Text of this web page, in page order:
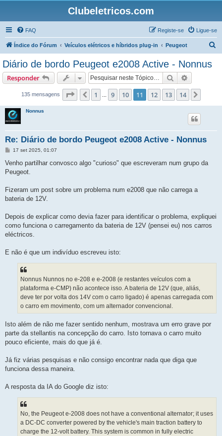
Clubeletricos.com
FAQ Ligue-se
Registe-se
Índice do Fórum Veículos elétricos e híbridos plug-in Peugeot
Diário de bordo Peugeot e2008 Active - Nonnus
Responder Pesquisar
135 mensagens Página 11de
Anterior
1 9 10 11 12 13 14
Nonnus
Re: Diário de bordo Peugeot e2008 Active - Nonnus
M
n
a
m
17 set 2025, 01:07
Venho partilhar convosco algo "curioso" que escreveram num grupo da
Peugeot.
Fizeram um post sobre um problema num e2008 que não carrega a
bateria de 12V.
Depois de explicar como devia fazer para identificar o problema, expliquei
como funciona o carregamento da bateria de 12V (pensei eu) nos carros
eléctricos.
E não é que um indivíduo escreveu isto:
Nonnus Nunnos no e-208 e e-2008 (e restantes veículos com a
plataforma e-CMP) não acontece isso. A bateria de 12V (que, aliás,
deve ter por volta dos 14V com o carro ligado) é apenas carregada com
o carro em movimento, com um alternador convencional.
Isto além de não me fazer sentido nenhum, mostrava um erro grave por
parte da stellantis na concepção do carro. Isto tornava o carro muito
pouco eficiente, mais do que já é.
Já fiz várias pesquisas e não consigo encontrar nada que diga que
funciona dessa maneira.
A resposta da IA do Google diz isto:
No, the Peugeot e-2008 does not have a conventional alternator; it uses
a DC-DC converter powered by the vehicle's main traction battery to
charge the 12-volt battery. This system is common in fully electric